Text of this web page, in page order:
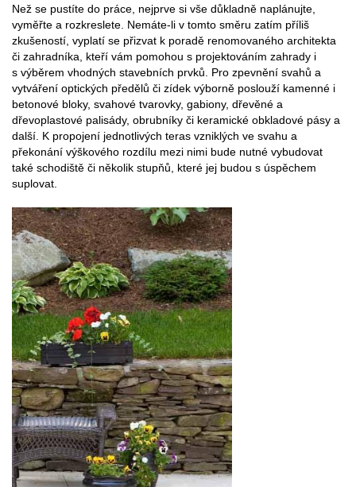
Než se pustíte do práce, nejprve si vše důkladně naplánujte,
vyměřte a rozkreslete. Nemáte-li v tomto směru zatím příliš
zkušeností, vyplatí se přizvat k poradě renomovaného architekta
či zahradníka, kteří vám pomohou s projektováním zahrady i
s výběrem vhodných stavebních prvků. Pro zpevnění svahů a
vytváření optických předělů či zídek výborně poslouží kamenné i
betonové bloky, svahové tvarovky, gabiony, dřevěné a
dřevoplastové palisády, obrubníky či keramické obkladové pásy a
další. K propojení jednotlivých teras vzniklých ve svahu a
překonání výškového rozdílu mezi nimi bude nutné vybudovat
také schodiště či několik stupňů, které jej budou s úspěchem
suplovat.